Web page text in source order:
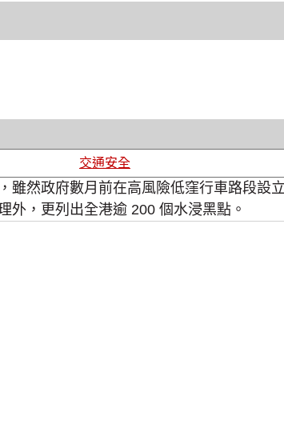
交通安全
雖然政府數月前在高風險低窪行車路段設
外，更列出全港逾 200 個水浸黑點。